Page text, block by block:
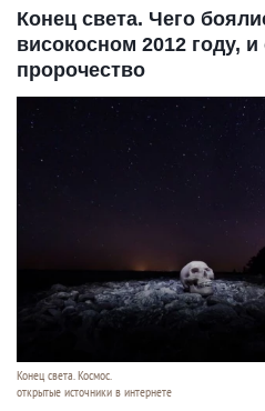
Конец света. Чего
високосном 2012 году,
пророчество
Конец света. Космос.
открытые источники в интернете